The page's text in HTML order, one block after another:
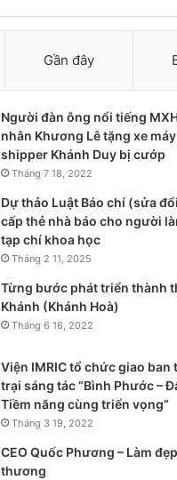
Gần đây
Người đàn ông nổi tiếng
nhân Khương Lê tặng xe
shipper Khánh Duy bị cướp
Tháng 7 18, 2022
Dự thảo Luật Báo chí (sửa
cấp thẻ nhà báo cho người
tạp chí khoa học
Tháng 2 11, 2025
Từng bước phát triển thành
Khánh (Khánh Hoà)
Tháng 6 16, 2022
Viện IMRIC tổ chức giao ban
trại sáng tác “Bình Phước –
Tiềm năng cùng triển vọng”
Tháng 3 19, 2022
CEO Quốc Phương – Làm
thương